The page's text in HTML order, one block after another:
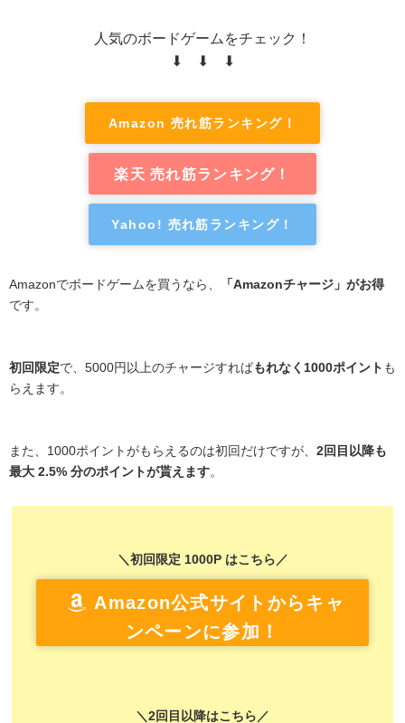
人気のボードゲームをチェック！
⬇ ⬇ ⬇
Amazon 売れ筋ランキング！
楽天 売れ筋ランキング！
Yahoo! 売れ筋ランキング！
Amazonでボードゲームを買うなら、
「Amazonチャージ」がお得
です。
初回限定で、5000円以上のチャージすればもれなく1000ポイント も
らえます。
また、1000ポイントがもらえるのは初回だけですが、 2回目以降も
最大 2.5% 分のポイントが貰えます。
＼初回限定 1000P はこちら／
Amazon公式サイトからキャ
ンペーンに参加！
＼2回目以降はこちら／